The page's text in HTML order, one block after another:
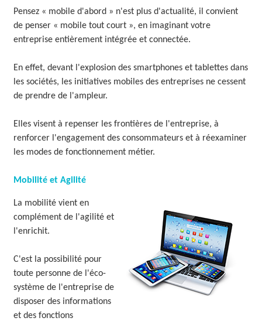
Pensez « mobile d'abord » n'est plus d'actualité, il convient
de penser « mobile tout court », en imaginant votre
entreprise entièrement intégrée et connectée.
En effet, devant l'explosion des smartphones et tablettes dans
les sociétés, les initiatives mobiles des entreprises ne cessent
de prendre de l'ampleur.
Elles visent à repenser les frontières de l'entreprise, à
renforcer l'engagement des consommateurs et à réexaminer
les modes de fonctionnement métier.
Mobilité et Agilité
La mobilité vient en
complément de l'agilité et
l'enrichit.
C'est la possibilité pour
toute personne de l'éco-
système de l'entreprise de
disposer des informations
et des fonctions